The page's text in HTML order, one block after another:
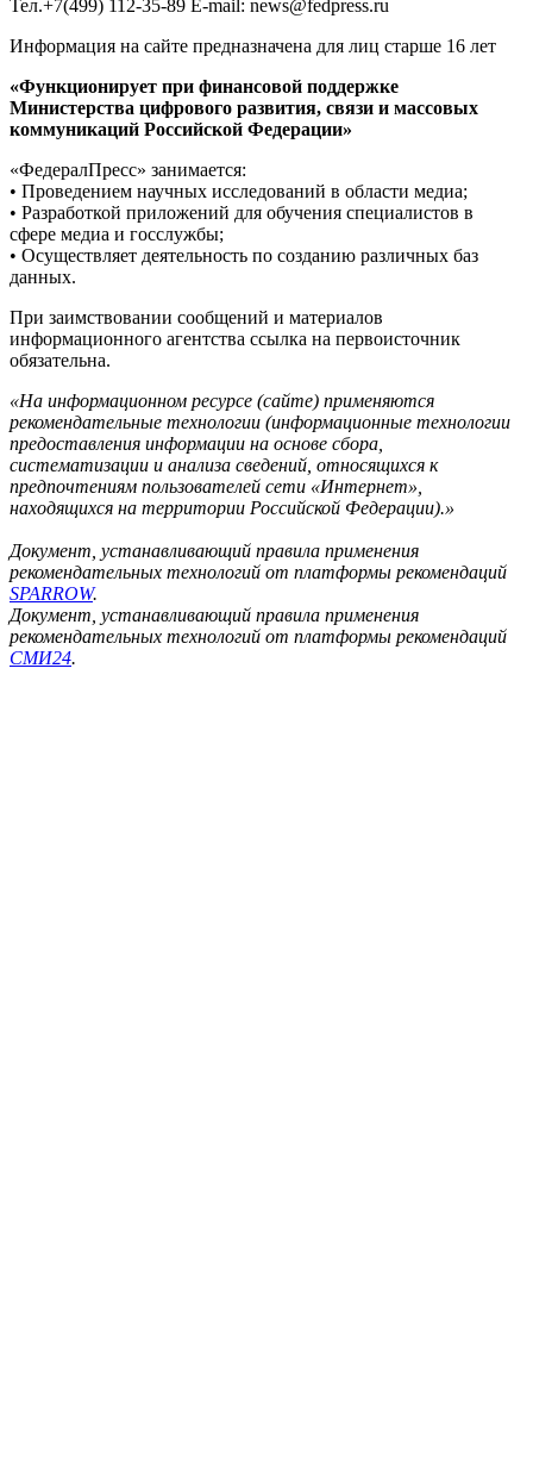
Тел.+7(499) 112-35-89 E-mail: news@fedpress.ru
Информация на сайте предназначена для лиц старше 16 лет
«Функционирует при финансовой поддержке
Министерства цифрового развития, связи и массовых
коммуникаций Российской Федерации»
«ФедералПресс» занимается:
• Проведением научных исследований в области медиа;
• Разработкой приложений для обучения специалистов в
сфере медиа и госслужбы;
• Осуществляет деятельность по созданию различных баз
данных.
При заимствовании сообщений и материалов
информационного агентства ссылка на первоисточник
обязательна.
«На информационном ресурсе (сайте) применяются
рекомендательные технологии (информационные технологии
предоставления информации на основе сбора,
систематизации и анализа сведений, относящихся к
предпочтениям пользователей сети «Интернет»,
находящихся на территории Российской Федерации).»
Документ, устанавливающий правила применения
рекомендательных технологий от платформы рекомендаций
SPARROW.
Документ, устанавливающий правила применения
рекомендательных технологий от платформы рекомендаций
СМИ24.